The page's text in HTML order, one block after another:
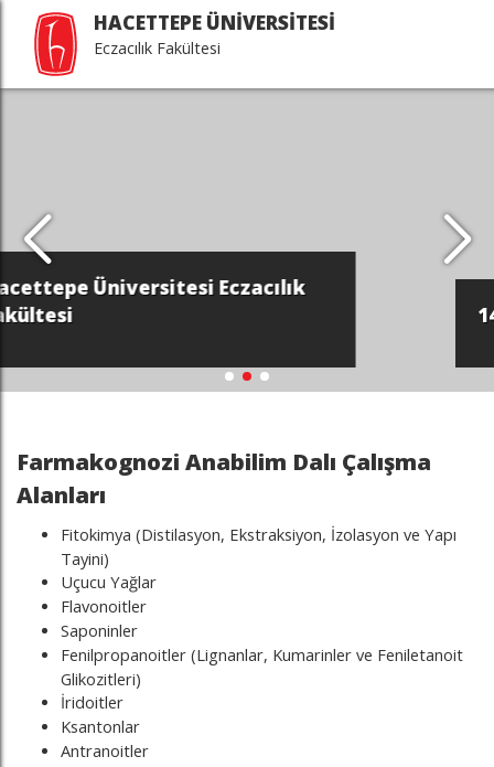
HACETTEPE ÜNİVERSİTESİ
Eczacılık Fakültesi
Farmakognozi Anabilim Dalı Çalışma
Alanları
Fitokimya (Distilasyon, Ekstraksiyon, İzolasyon ve Yapı
Tayini)
Uçucu Yağlar
Flavonoitler
Saponinler
Fenilpropanoitler (Lignanlar, Kumarinler ve Feniletanoit
Glikozitleri)
İridoitler
Ksantonlar
Antranoitler